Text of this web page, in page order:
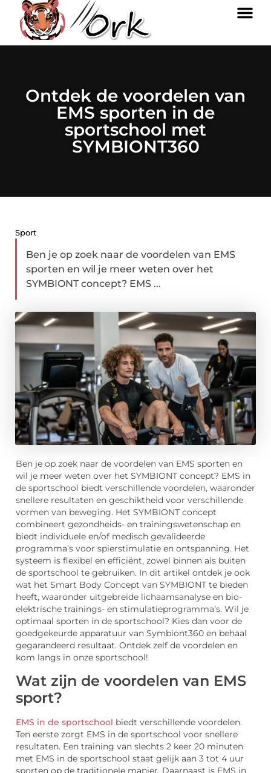
Ontdek de voordelen van
EMS sporten in de
sportschool met
SYMBIONT360
Sport
Ben je op zoek naar de voordelen van EMS
sporten en wil je meer weten over het
SYMBIONT concept? EMS ...
Ben je op zoek naar de voordelen van EMS sporten en
wil je meer weten over het SYMBIONT concept? EMS in
de sportschool biedt verschillende voordelen, waaronder
snellere resultaten en geschiktheid voor verschillende
vormen van beweging. Het SYMBIONT concept
combineert gezondheids- en trainingswetenschap en
biedt individuele en/of medisch gevalideerde
programma’s voor spierstimulatie en ontspanning. Het
systeem is flexibel en efficiënt, zowel binnen als buiten
de sportschool te gebruiken. In dit artikel ontdek je ook
wat het Smart Body Concept van SYMBIONT te bieden
heeft, waaronder uitgebreide lichaamsanalyse en bio-
elektrische trainings- en stimulatieprogramma’s. Wil je
optimaal sporten in de sportschool? Kies dan voor de
goedgekeurde apparatuur van Symbiont360 en behaal
gegarandeerd resultaat. Ontdek zelf de voordelen en
kom langs in onze sportschool!
Wat zijn de voordelen van EMS
sport?
EMS in de sportschool biedt verschillende voordelen.
Ten eerste zorgt EMS in de sportschool voor snellere
resultaten. Een training van slechts 2 keer 20 minuten
met EMS in de sportschool staat gelijk aan 3 tot 4 uur
sporten op de traditionele manier. Daarnaast is EMS in